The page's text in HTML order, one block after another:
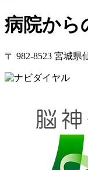
病院から
〒 982-8523 宮城